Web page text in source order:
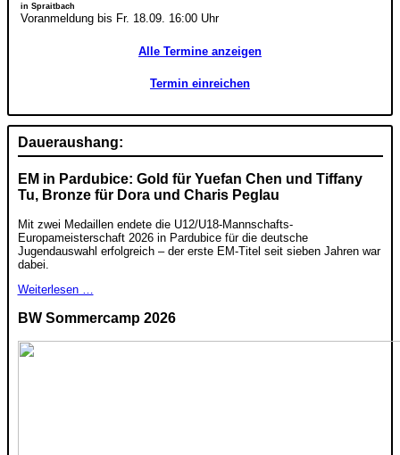
in Spraitbach
Voranmeldung bis Fr. 18.09. 16:00 Uhr
Alle Termine anzeigen
Termin einreichen
Daueraushang:
EM in Pardubice: Gold für Yuefan Chen und Tiffany
Tu, Bronze für Dora und Charis Peglau
Mit zwei Medaillen endete die U12/U18-Mannschafts-
Europameisterschaft 2026 in Pardubice für die deutsche
Jugendauswahl erfolgreich – der erste EM-Titel seit sieben Jahren war
dabei.
Weiterlesen …
BW Sommercamp 2026